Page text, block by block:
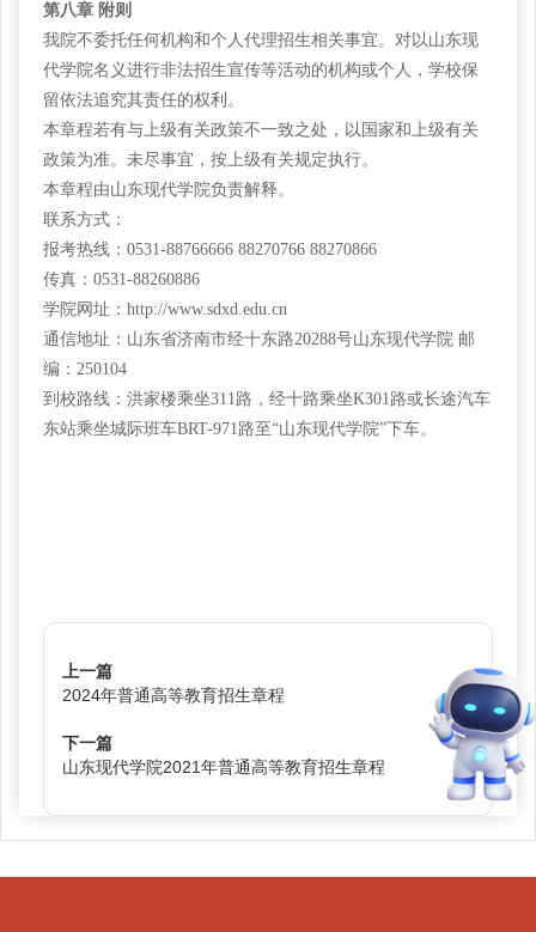
第八章 附则
我院不委托任何机构和个人代理招生相关事宜。对以山东现
代学院名义进行非法招生宣传等活动的机构或个人，学校保
留依法追究其责任的权利。
本章程若有与上级有关政策不一致之处，以国家和上级有关
政策为准。未尽事宜，按上级有关规定执行。
本章程由山东现代学院负责解释。
联系方式：
报考热线： 0531-88766666 88270766 88270866
传真： 0531-88260886
学院网址： http://www.sdxd.edu.cn
通信地址：山东省济南市经十东路20288号山东现代学院 邮
编：250104
到校路线：洪家楼乘坐311路，经十路乘坐K301路或长途汽车
东站乘坐城际班车BRT-971路至“山东现代学院”下车。
上一篇
2024年普通高等教育招生章程
下一篇
山东现代学院2021年普通高等教育招生章程